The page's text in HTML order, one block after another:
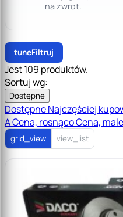
na zwrot.
tuneFiltruj
Jest 109 produktów.
Sortuj wg:
Dostępne
DostępneNajczęściej
ACena, rosnącoCena,
grid_view view_list